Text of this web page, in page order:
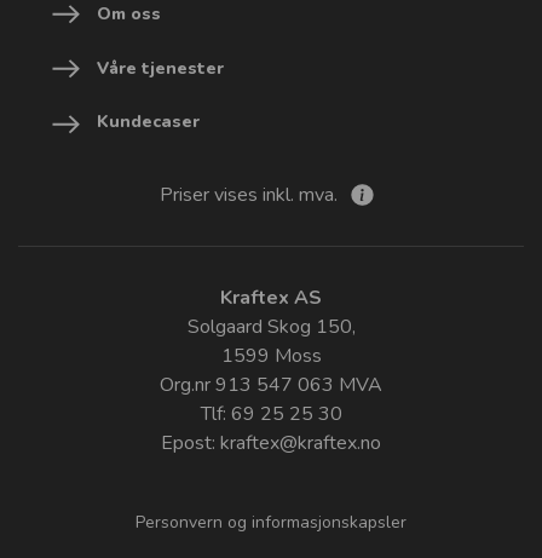
Om oss
Våre tjenester
Kundecaser
Priser vises inkl. mva.
Kraftex AS
Solgaard Skog 150,
1599 Moss
Org.nr 913 547 063 MVA
Tlf: 69 25 25 30
Epost: kraftex@kraftex.no
Personvern og informasjonskapsler